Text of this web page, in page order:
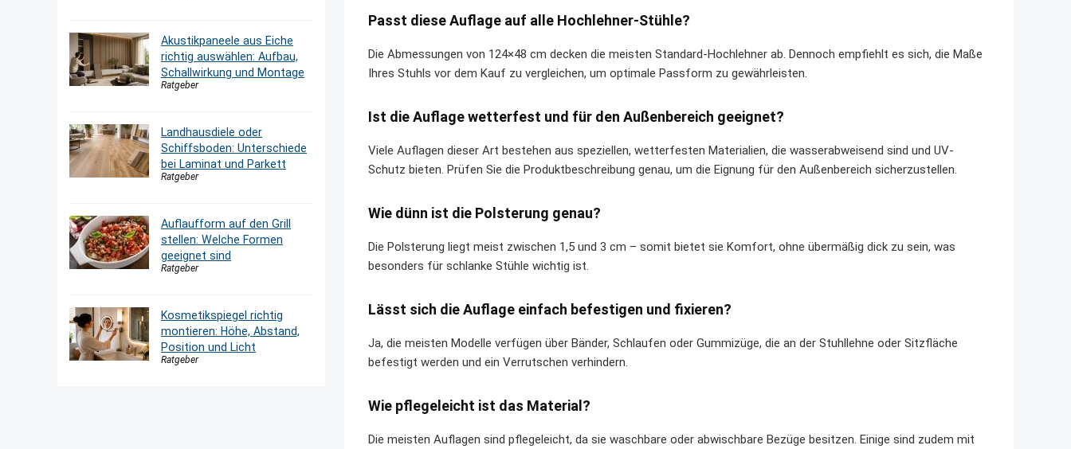
Passt diese Auflage auf alle Hochlehner-Stühle?
Die Abmessungen von 124×48 cm decken die meisten Standard-Hochlehner ab. Dennoch empfiehlt es sich, die Maße
Ihres Stuhls vor dem Kauf zu vergleichen, um optimale Passform zu gewährleisten.
Ist die Auflage wetterfest und für den Außenbereich geeignet?
Viele Auflagen dieser Art bestehen aus speziellen, wetterfesten Materialien, die wasserabweisend sind und UV-
Schutz bieten. Prüfen Sie die Produktbeschreibung genau, um die Eignung für den Außenbereich sicherzustellen.
Wie dünn ist die Polsterung genau?
Die Polsterung liegt meist zwischen 1,5 und 3 cm – somit bietet sie Komfort, ohne übermäßig dick zu sein, was
besonders für schlanke Stühle wichtig ist.
Lässt sich die Auflage einfach befestigen und fixieren?
Ja, die meisten Modelle verfügen über Bänder, Schlaufen oder Gummizüge, die an der Stuhllehne oder Sitzfläche
befestigt werden und ein Verrutschen verhindern.
Wie pflegeleicht ist das Material?
Die meisten Auflagen sind pflegeleicht, da sie waschbare oder abwischbare Bezüge besitzen. Einige sind zudem mit
Akustikpaneele aus Eiche
richtig auswählen: Aufbau,
Schallwirkung und Montage
Ratgeber
Landhausdiele oder
Schiffsboden: Unterschiede
bei Laminat und Parkett
Ratgeber
Auflaufform auf den Grill
stellen: Welche Formen
geeignet sind
Ratgeber
Kosmetikspiegel richtig
montieren: Höhe, Abstand,
Position und Licht
Ratgeber